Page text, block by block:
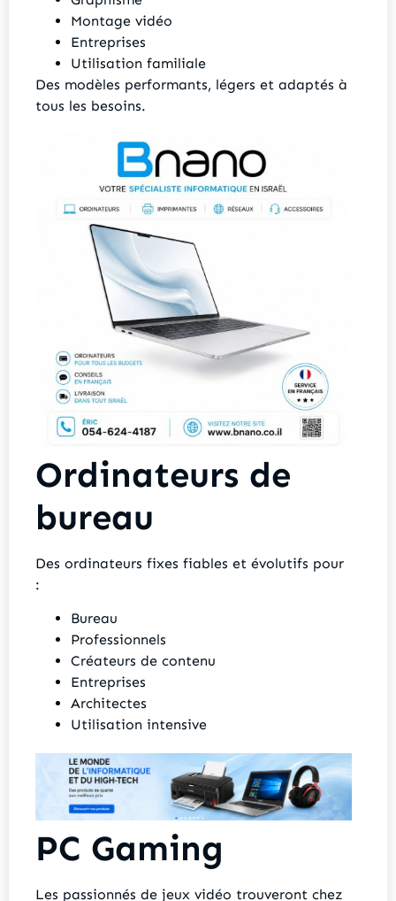
Montage vidéo
Entreprises
Utilisation familiale
Des modèles performants, légers et adaptés à
tous les besoins.
Ordinateurs de
bureau
Des ordinateurs fixes fiables et évolutifs pour
:
Bureau
Professionnels
Créateurs de contenu
Entreprises
Architectes
Utilisation intensive
PC Gaming
Les passionnés de jeux vidéo trouveront chez